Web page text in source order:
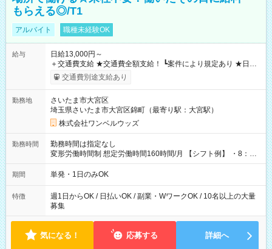
もらえる◎/T1
アルバイト 職種未経験OK
給与
日給13,000円～
＋交通費支給 ★交通費全額支給！ ┗案件により規定あり ★日払
いOK！（規定あり） ┗働いたその日に現金GET♪ お仕事後はコ
ンビニATMから 日払い分を引き落とせます！ 【試用期間】試
交通費別途支給あり
勤務地
さいたま市大宮区
埼玉県さいたま市大宮区錦町（最寄り駅：大宮駅）
株式会社ワンベルウッズ
勤務時間
勤務時間は指定なし
変形労働時間制 想定労働時間160時間/月 【シフト例】 ・8：00
～21：00
期間 単発・1日のみOK
特徴
週1日からOK / 日払いOK / 副業・WワークOK / 10名以上の大量
募集
気になる！ 応募する 詳細へ